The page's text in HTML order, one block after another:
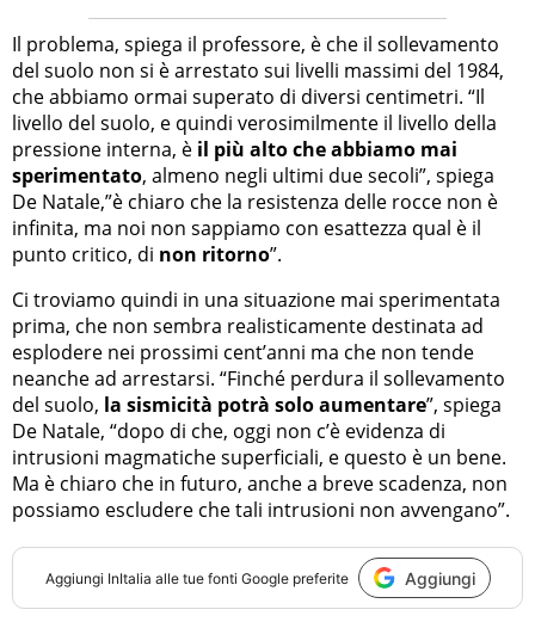
Il problema, spiega il professore, è che il sollevamento
del suolo non si è arrestato sui livelli massimi del 1984,
che abbiamo ormai superato di diversi centimetri. “Il
livello del suolo, e quindi verosimilmente il livello della
pressione interna, è il più alto che abbiamo mai
sperimentato, almeno negli ultimi due secoli”, spiega
De Natale,”è chiaro che la resistenza delle rocce non è
infinita, ma noi non sappiamo con esattezza qual è il
punto critico, di non ritorno”.
Ci troviamo quindi in una situazione mai sperimentata
prima, che non sembra realisticamente destinata ad
esplodere nei prossimi cent’anni ma che non tende
neanche ad arrestarsi. “Finché perdura il sollevamento
del suolo, la sismicità potrà solo aumentare”, spiega
De Natale, “dopo di che, oggi non c’è evidenza di
intrusioni magmatiche superficiali, e questo è un bene.
Ma è chiaro che in futuro, anche a breve scadenza, non
possiamo escludere che tali intrusioni non avvengano”.
Aggiungi InItalia alle tue fonti Google preferite Aggiungi